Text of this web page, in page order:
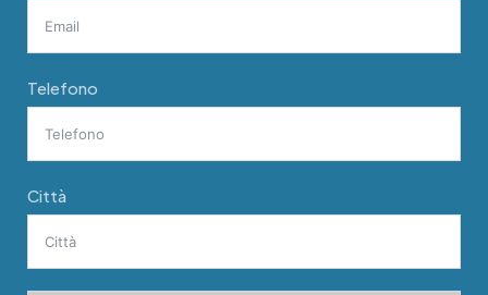
Telefono
Città